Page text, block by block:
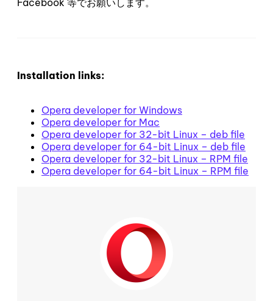
Installation links:
Opera developer for Windows
Opera developer for Mac
Opera developer for 32-bit Linux – deb file
Opera developer for 64-bit Linux – deb file
Opera developer for 32-bit Linux – RPM file
Opera developer for 64-bit Linux – RPM file